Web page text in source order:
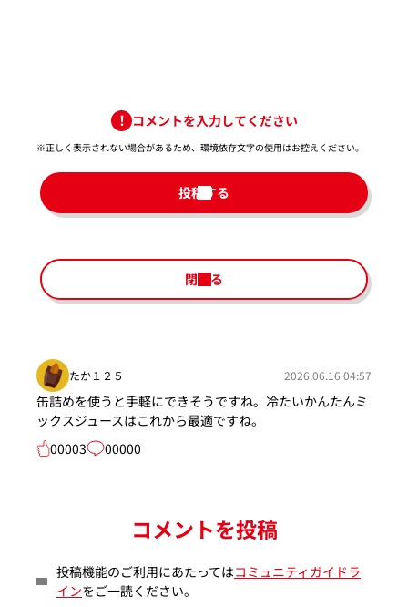
コメントを入力してください
※正しく表示されない場合があるため、環境依存文字の使用はお控えください。​
投稿する
閉じる
たか１２５ 2026.06.16 04:57
缶詰めを使うと手軽にできそうですね。冷たいかんたんミ
ックスジュースはこれから最適ですね。
00003
00000
コメントを投稿
投稿機能のご利用にあたってはコミュニティガイドラ
インをご一読ください。